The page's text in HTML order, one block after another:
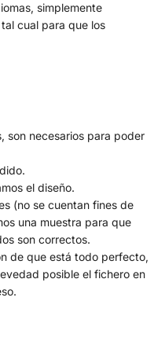
simplemente
cual para que los
son necesarios para poder
el diseño.
(no se cuentan fines de
una muestra para que
son correctos.
de que está todo perfecto,
posible el fichero en